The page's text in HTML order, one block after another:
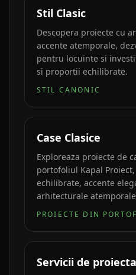
Stil Clasic
Descopera proiecte cu
accente atemporale,
pentru locuinte si
si proportii echilibrate.
STIL CANONIC
Case Clasice
Exploreaza proiecte de
portofoliul Kapal
echilibrate, accente
arhitecturale
PROIECTE DIN
Servicii de